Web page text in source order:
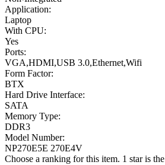
Application:
Laptop
With CPU:
Yes
Ports:
VGA,HDMI,USB 3.0,Ethernet,Wifi
Form Factor:
BTX
Hard Drive Interface:
SATA
Memory Type:
DDR3
Model Number:
NP270E5E 270E4V
Choose a ranking for this item. 1 star is